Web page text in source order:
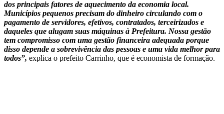
dos principais fatores de aquecimento da economia local.
Municípios pequenos precisam do dinheiro circulando com o
pagamento de servidores, efetivos, contratados, terceirizados e
daqueles que alugam suas máquinas à Prefeitura. Nossa gestão
tem compromisso com uma gestão financeira adequada porque
disso depende a sobrevivência das pessoas e uma vida melhor para
todos”, explica o prefeito Carrinho, que é economista de formação.